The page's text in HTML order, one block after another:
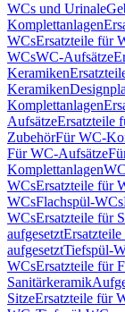
WCs und Urinale
Komplettanlagen
WCsErsatzteile für
WCsWC-Aufsätze
Keramiken
Keramiken
Komplettanlagen
AufsätzeErsatzteile
ZubehörFür WC-
Für WC-Aufsätze
Komplettanlagen
WCsErsatzteile für
WCsFlachspül-WCs
WCsErsatzteile für
aufgesetzt
aufgesetztTiefspül-
WCsErsatzteile für
Sanitärkeramik
SitzeErsatzteile für